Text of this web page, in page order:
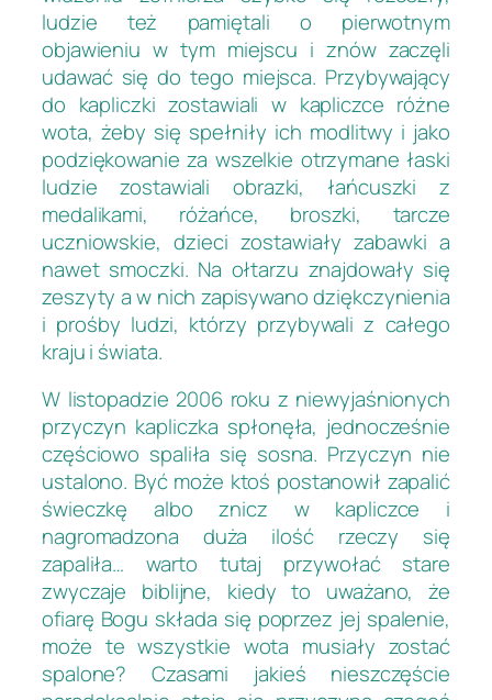
ludzie też pamiętali o pierwotnym
objawieniu w tym miejscu i znów zaczęli
udawać się do tego miejsca. Przybywający
do kapliczki zostawiali w kapliczce różne
wota, żeby się spełniły ich modlitwy i jako
podziękowanie za wszelkie otrzymane łaski
ludzie zostawiali obrazki, łańcuszki z
medalikami, różańce, broszki, tarcze
uczniowskie, dzieci zostawiały zabawki a
nawet smoczki. Na ołtarzu znajdowały się
zeszyty a w nich zapisywano dziękczynienia
i prośby ludzi, którzy przybywali z całego
kraju i świata.
W listopadzie 2006 roku z niewyjaśnionych
przyczyn kapliczka spłonęła, jednocześnie
częściowo spaliła się sosna. Przyczyn nie
ustalono. Być może ktoś postanowił zapalić
świeczkę albo znicz w kapliczce i
nagromadzona duża ilość rzeczy się
zapaliła… warto tutaj przywołać stare
zwyczaje biblijne, kiedy to uważano, że
ofiarę Bogu składa się poprzez jej spalenie,
może te wszystkie wota musiały zostać
spalone? Czasami jakieś nieszczęście